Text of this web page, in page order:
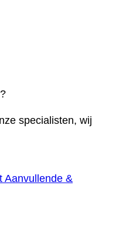
specialisten, wij
Aanvullende &